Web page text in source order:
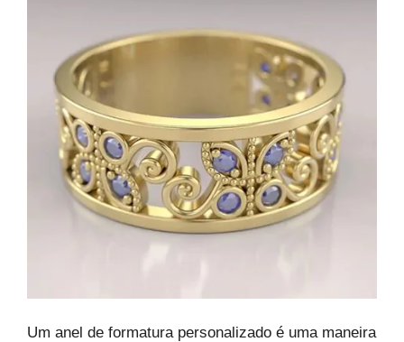
Um anel de formatura personalizado é uma maneira